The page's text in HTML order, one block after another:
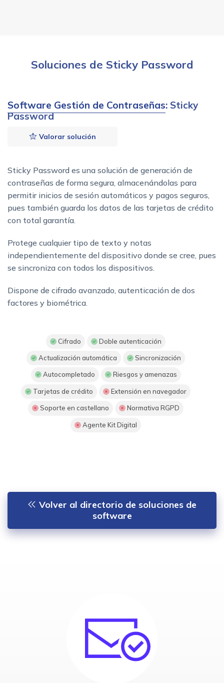
Soluciones de Sticky Password
Software Gestión de Contraseñas: Sticky
Password
Valorar solución
Sticky Password es una solución de generación de
contraseñas de forma segura, almacenándolas para
permitir inicios de sesión automáticos y pagos seguros,
pues también guarda los datos de las tarjetas de crédito
con total garantía.
Protege cualquier tipo de texto y notas
independientemente del dispositivo donde se cree, pues
se sincroniza con todos los dispositivos.
Dispone de cifrado avanzado, autenticación de dos
factores y biométrica.
Cifrado Doble autenticación
Actualización automática Sincronización
Autocompletado Riesgos y amenazas
Tarjetas de crédito Extensión en navegador
Soporte en castellano Normativa RGPD
Agente Kit Digital
Volver al directorio de soluciones de
software